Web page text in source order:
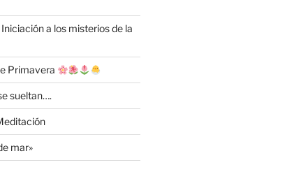
a los misterios de la
Primavera
sueltan….
mar»